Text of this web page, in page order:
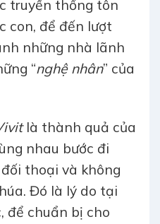
truyền thống tôn
con, để đến lượt
những nhà lãnh
“nghệ nhân” của
là thành quả của
nhau bước đi
thoại và không
Đó là lý do tại
để chuẩn bị cho